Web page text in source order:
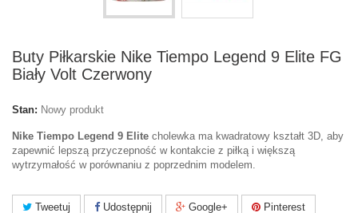
Buty Piłkarskie Nike Tiempo Legend 9 Elite FG
Biały Volt Czerwony
Stan: Nowy produkt
Nike Tiempo Legend 9 Elite cholewka ma kwadratowy kształt 3D, aby
zapewnić lepszą przyczepność w kontakcie z piłką i większą
wytrzymałość w porównaniu z poprzednim modelem.
Tweetuj Udostępnij Google+ Pinterest